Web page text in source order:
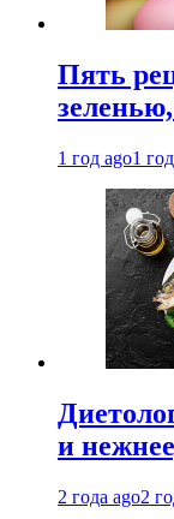
Пять
1 год ago1
и
2 года ago2